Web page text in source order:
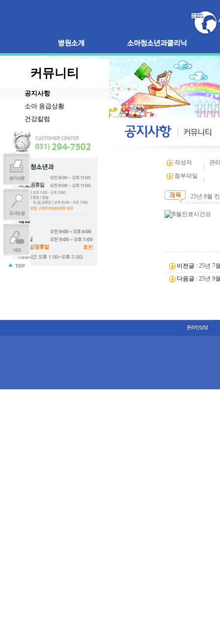
커뮤니티
공지사항
소아 응급상황
건강칼럼
작성자
관
첨부파일
25년 8월
이전글 : 25년 7
다음글 : 25년 9